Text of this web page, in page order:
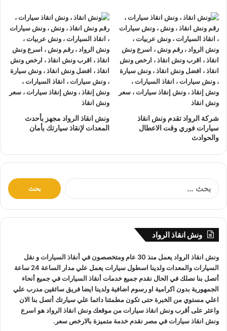
يمكنك الاتصال بنا أو ارسال موقعك علي
بريد إلكتروني
إلى أحد ممثلينا الموجودين لارسال
أقرب ونش
انقاذ اليك في أي وقت.
ونش انقاذ سياراتالرواد مؤمن بالكامل حتي لا يسب اي تلف
اجزاء سياراتك.
لديناافضل ونش انقاذ سيارات واسرع ونش انقاذ سياراتو
اقرب ونش انقاذ سياراتكما نقدم خدمةانقاذ سياراتباقل
سعر بدون رسوم اضافية و بدون اكراميات.
نقوم بتتبع جميع سيارات الانقاذمن خلال GPS.
يوجد
الأسبوع.
لدينا على دراية باستخدام أحدث
المعدات والتقنيات ورفع السيارات.
فريق سائقين و وناشين قادرين على التعامل مع كافة مواقف سيارتك
سحب سياراتأورفع سيارات أوإنقاذ سياراتاذا كان عطل او
حادث
ونش انقاذ سيارات الرواد نحن أسرع ونش انقاذمما يجعل
خدمةانقاذ السيارات سهل على عملائنا.
شركة الرواد تقدم ونش انقاذ
سيارات فوري وقت الاعطال
والحوادث
ونش انقاذ الرواد مجهز بأحدث
المعدات لإنقاذ سيارتك بأمان
:
ونش انقاذ الرواد
ونش انقاذ الرواد يعمل منذ 30 عام ومتخصصون في أنقاذ السياراتو نقل
السيارات
والمعدات ولدينا اسطول سيارات يعمل علي مدار الساعة 24 ساعة
أتصل بنا نصلك في الحال نقدم جميع خدماتأنقاذ السياراتفي جميع أنحاء
الجمهورية بدون اكرامية او رسوم اضافية ولدينا ايضا فريق سائقين مدرب علي
اعلي مستوي من الخبرة حتى تكون مطمئنا دائما علي سيارتك أتصل بنا الان
واعثر علىأقرب ونش انقاذ سياراتمن موقعك ونش انقاذ الرواد هو اسرع
ونش انقاذ سياراتفي مصر نقدم خدمة متميزة بالارخص سعر.